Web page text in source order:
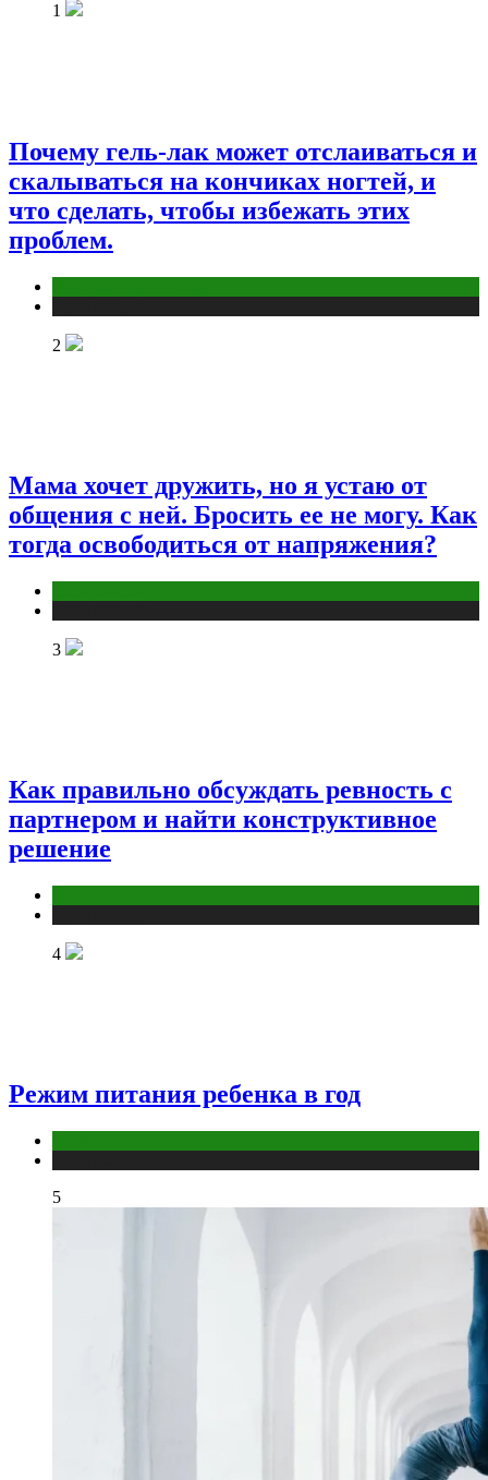
1
Почему гель-лак может отслаиваться и
скалываться на кончиках ногтей, и
что сделать, чтобы избежать этих
проблем.
2
Мама хочет дружить, но я устаю от
общения с ней. Бросить ее не могу. Как
тогда освободиться от напряжения?
3
Как правильно обсуждать ревность с
партнером и найти конструктивное
решение
4
Режим питания ребенка в год
5